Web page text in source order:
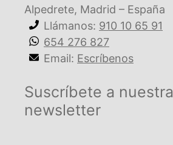
Alpedrete, Madrid – España
Llámanos: 910 10 65 91
654 276 827
Email: Escríbenos
Suscríbete a nuestra
newsletter